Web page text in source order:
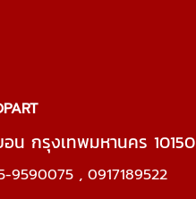
น กรุงเทพมหานคร 10150
9590075 , 0917189522